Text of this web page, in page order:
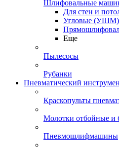
Шлифовальные
Для стен и
Угловые (УШМ)
Еще
Пылесосы
Рубанки
Пневматический
Краскопульты
Молотки отбойные и
Пневмошлифмашины